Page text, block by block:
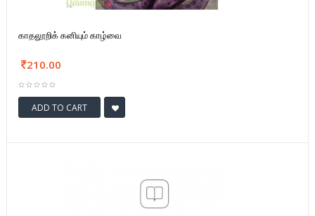
காதலூறிக் கனியும் காழ்வை
210.00
ADD TO CART